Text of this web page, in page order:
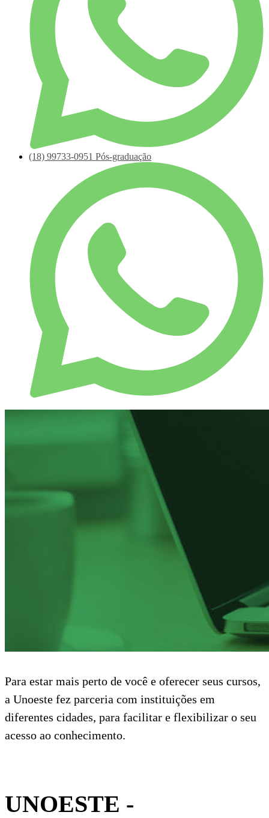
(18) 99733-0951 Pós-graduação
Para estar mais perto de você e oferecer seus cursos,
a Unoeste fez parceria com instituições em
diferentes cidades, para facilitar e flexibilizar o seu
acesso ao conhecimento.
UNOESTE -